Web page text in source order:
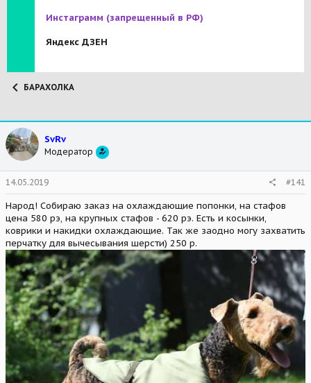
Инстаграмм (запрещенный в РФ)
Яндекс ДЗЕН
БАРАХОЛКА
SvRv
Модератор
14.05.2019 #141
Народ! Собираю заказ на охлаждающие попонки, на стафов
цена 580 рэ, на крупных стафов - 620 рэ. Есть и косынки,
коврики и накидки охлаждающие. Так же заодно могу захватить
перчатку для вычесывания шерсти) 250 р.